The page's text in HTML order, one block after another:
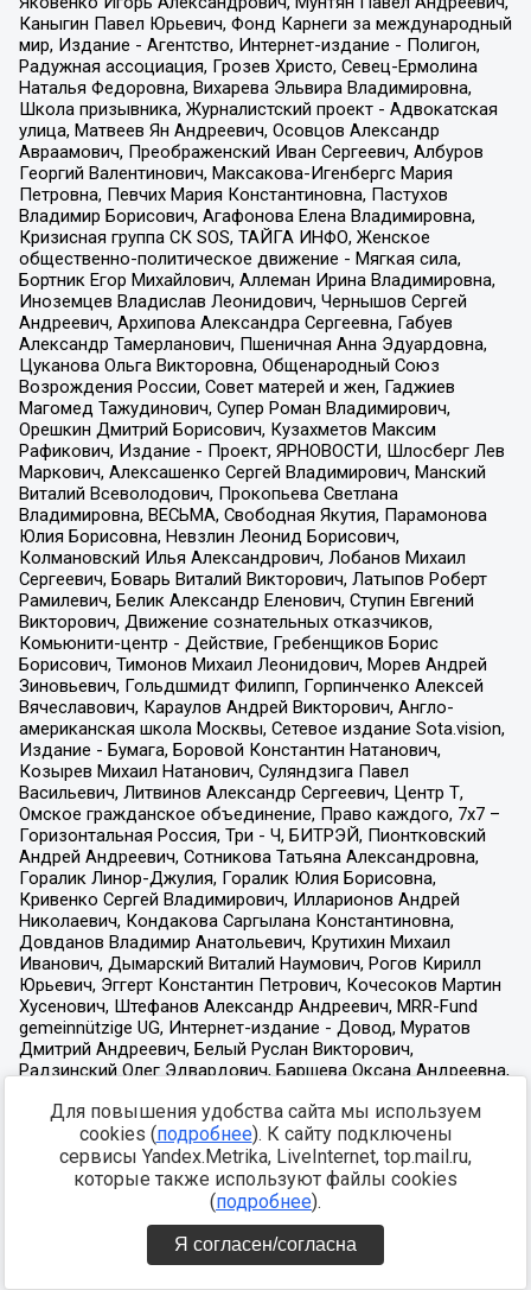
Для повышения удобства сайта мы используем
cookies (подробнее). К сайту подключены
сервисы Yandex.Metrika, LiveInternet, top.mail.ru,
которые также используют файлы cookies
(подробнее).
Я согласен/согласна